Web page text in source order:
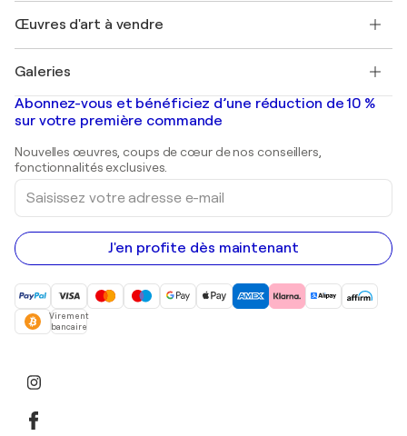
+33 1 76 44 06 42
Découvrez une sélection d'art original
Marc Chagall
Banksy
Mr. Brainwash
Shepard Fairey
Œuvres d'art à vendre
Tableaux abstraits à vendre
Peintures de paysage
Estampes
Peintures acryliques
Galeries
Galeries d'art en France
Galeries d'art en Belgique
Abonnez-vous et bénéficiez d’une réduction de 10 %
sur votre première commande
Nouvelles œuvres, coups de cœur de nos conseillers,
fonctionnalités exclusives.
Saisissez
votre
adresse
e-
mail
J'en profite dès maintenant
Virement
bancaire